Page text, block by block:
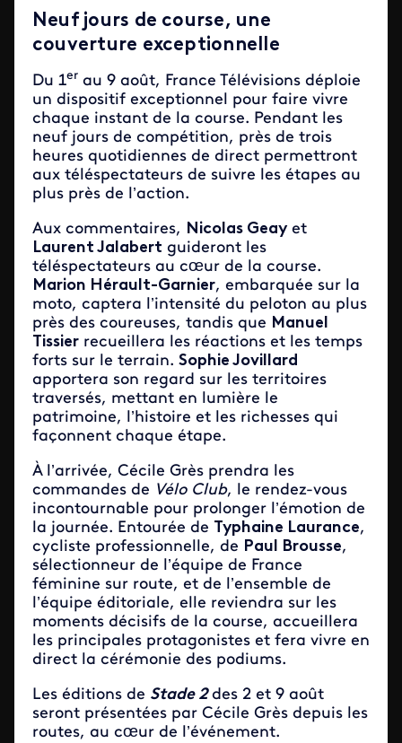
Neuf jours de course, une
couverture exceptionnelle
Du 1er au 9 août, France Télévisions déploie
un dispositif exceptionnel pour faire vivre
chaque instant de la course. Pendant les
neuf jours de compétition, près de trois
heures quotidiennes de direct permettront
aux téléspectateurs de suivre les étapes au
plus près de l’action.
Aux commentaires, Nicolas Geayet
Laurent Jalabert guideront les
téléspectateurs au cœur de la course.
Marion Hérault-Garnier, embarquée sur la
moto, captera l’intensité du peloton au plus
près des coureuses, tandis que Manuel
Tissier recueillera les réactions et les temps
forts sur le terrain. Sophie Jovillard
apportera son regard sur les territoires
traversés, mettant en lumière le
patrimoine, l’histoire et les richesses qui
façonnent chaque étape.
À l’arrivée, Cécile Grès prendra les
commandes de Vélo Club, le rendez-vous
incontournable pour prolonger l’émotion de
la journée. Entourée de Typhaine Laurance,
cycliste professionnelle, de Paul Brousse,
sélectionneur de l’équipe de France
féminine sur route, et de l’ensemble de
l’équipe éditoriale, elle reviendra sur les
moments décisifs de la course, accueillera
les principales protagonistes et fera vivre en
direct la cérémonie des podiums.
Les éditions de Stade 2 des 2 et 9 août
seront présentées par Cécile Grès depuis les
routes, au cœur de l’événement.